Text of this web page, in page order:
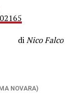
diNico Falco
NOVARA)